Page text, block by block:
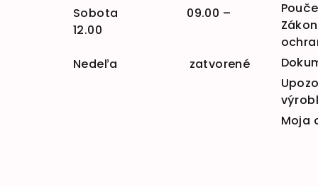
Sobota 09.00 –
12.00
Nedeľa zatvorené
Moja